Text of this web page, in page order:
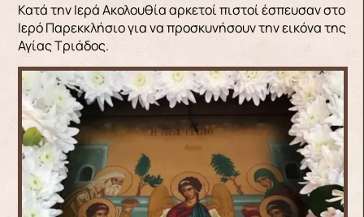
Κατά την Ιερά Ακολουθία αρκετοί πιστοί έσπευσαν στο
Ιερό Παρεκκλήσιο για να προσκυνήσουν την εικόνα της
Αγίας Τριάδος.